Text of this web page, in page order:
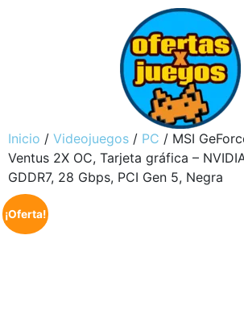
Inicio / Videojuegos / PC / MSI
Ventus 2X OC, Tarjeta gráfica –
GDDR7, 28 Gbps, PCI Gen 5, Negra
¡Oferta!